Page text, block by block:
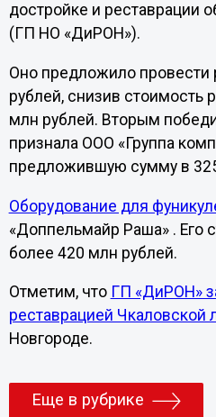
достройке и реставрации
(ГП НО «ДиРОН»).
Оно предложило провести
рублей, снизив стоимость
млн рублей. Вторым
признала ООО «Группа
предложившую сумму в
Оборудование для
«Доппельмайр Раша» . Его
более 420 млн рублей.
Отметим, что ГП «ДиРОН»
реставрацией Чкаловской
Новгороде.
Еще в рубрике